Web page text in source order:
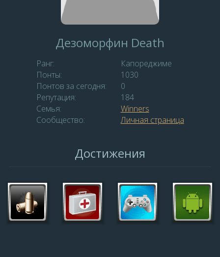
Дезоморфин Death
Ранг:
Капореджиме
Понты:
1030
Понтов за сегодня:
0
Репутация:
184
Семья:
Winners
Сообщество:
Личная страница
Достижения